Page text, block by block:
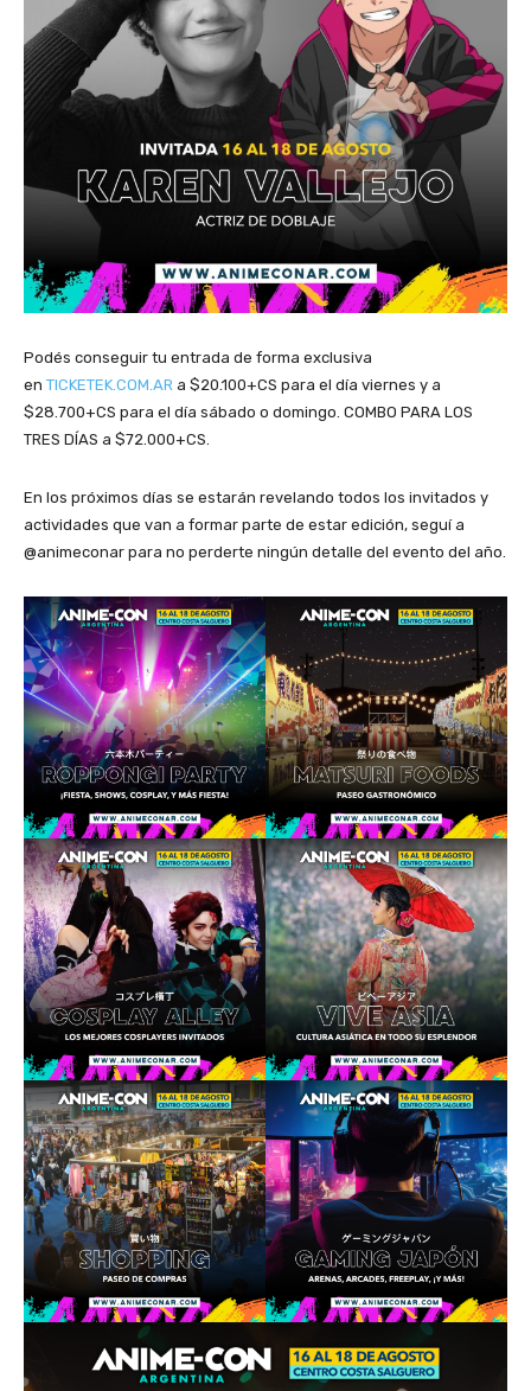
Podés conseguir tu entrada de forma exclusiva
en TICKETEK.COM.AR a $20.100+CS para el día viernes y a
$28.700+CS para el día sábado o domingo. COMBO PARA LOS
TRES DÍAS a $72.000+CS.
En los próximos días se estarán revelando todos los invitados y
actividades que van a formar parte de estar edición, seguí a
@animeconar para no perderte ningún detalle del evento del año.